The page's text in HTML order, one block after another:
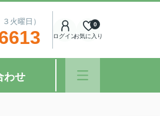
火曜日）
ログインお気に入り
0
わせ